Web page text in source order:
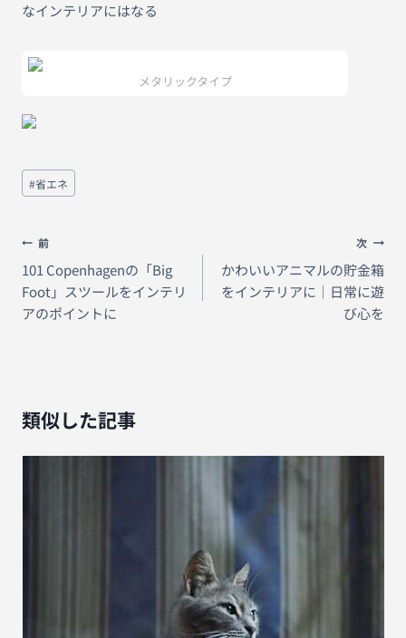
なインテリアにはなる
メタリックタイプ
投
稿
グ:
#省エネ
投
稿
ナ
ビ
シ
前
101 Copenhagenの「Big
Foot」スツールをインテリ
アのポイントに
次
かわいいアニマルの貯金箱
をインテリアに｜日常に遊
び心を
類似した記事